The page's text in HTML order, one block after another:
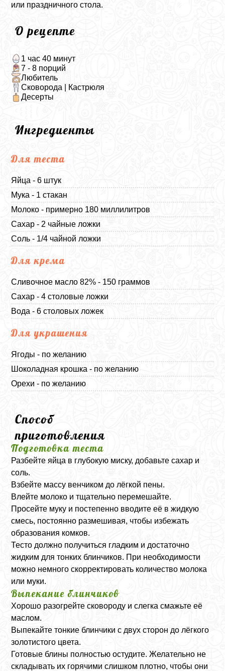
или праздничного стола.
О рецепте
1 час 40 минут
7 - 8 порций
Любитель
Сковорода | Кастрюля
Десерты
Ингредиенты
Для теста
Яйца - 6 штук
Мука - 1 стакан
Молоко - примерно 180 миллилитров
Сахар - 2 чайные ложки
Соль - 1/4 чайной ложки
Для крема
Сливочное масло 82% - 150 граммов
Сахар - 4 столовые ложки
Вода - 6 столовых ложек
Для украшения
Ягоды - по желанию
Шоколадная крошка - по желанию
Орехи - по желанию
Способ
приготовления
Подготовка теста
Разбейте яйца в глубокую миску, добавьте сахар и
соль.
Взбейте массу венчиком до лёгкой пены.
Влейте молоко и тщательно перемешайте.
Просейте муку и постепенно вводите её в жидкую
смесь, постоянно размешивая, чтобы избежать
образования комков.
Тесто должно получиться гладким и достаточно
жидким для тонких блинчиков. При необходимости
можно немного скорректировать количество молока
или муки.
Выпекание блинчиков
Хорошо разогрейте сковороду и слегка смажьте её
маслом.
Выпекайте тонкие блинчики с двух сторон до лёгкого
золотистого цвета.
Готовые блины полностью остудите. Желательно не
складывать их горячими слишком плотно, чтобы они